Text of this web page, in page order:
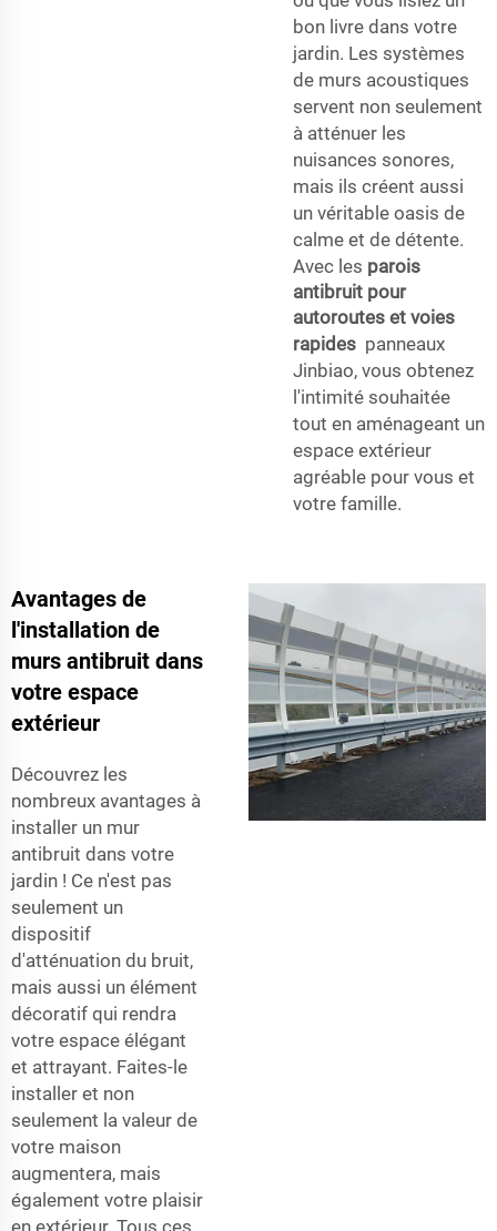
bon livre dans votre
jardin. Les systèmes
de murs acoustiques
servent non seulement
à atténuer les
nuisances sonores,
mais ils créent aussi
un véritable oasis de
calme et de détente.
Avec les parois
antibruit pour
autoroutes et voies
rapides panneaux
Jinbiao, vous obtenez
l'intimité souhaitée
tout en aménageant un
espace extérieur
agréable pour vous et
votre famille.
Avantages de
l'installation de
murs antibruit dans
votre espace
extérieur
Découvrez les
nombreux avantages à
installer un mur
antibruit dans votre
jardin ! Ce n'est pas
seulement un
dispositif
d'atténuation du bruit,
mais aussi un élément
décoratif qui rendra
votre espace élégant
et attrayant. Faites-le
installer et non
seulement la valeur de
votre maison
augmentera, mais
également votre plaisir
en extérieur. Tous ces